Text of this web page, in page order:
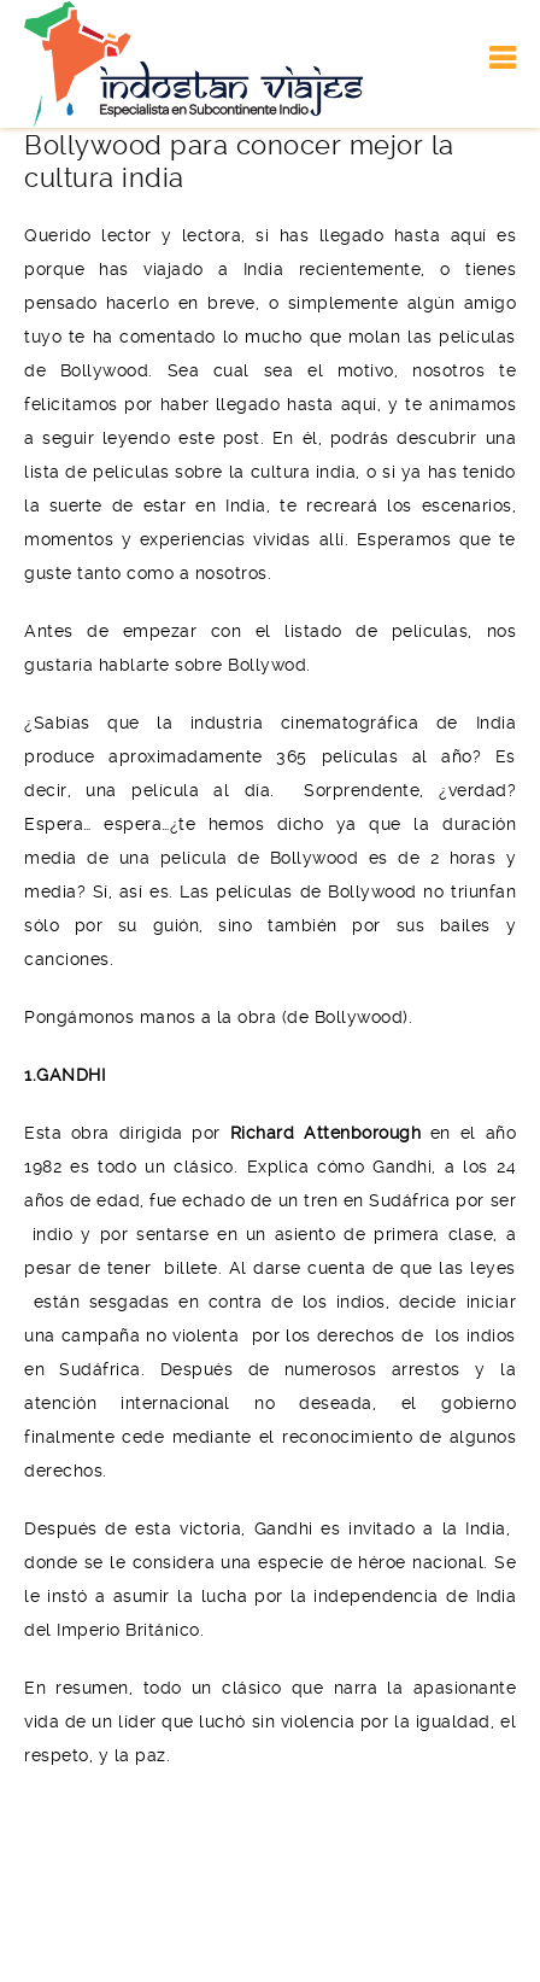
Las películas más recomendables de
Bollywood para conocer mejor la
cultura india
Querido lector y lectora, si has llegado hasta aquí es
porque has viajado a India recientemente, o tienes
pensado hacerlo en breve, o simplemente algún amigo
tuyo te ha comentado lo mucho que molan las películas
de Bollywood. Sea cual sea el motivo, nosotros te
felicitamos por haber llegado hasta aquí, y te animamos
a seguir leyendo este post. En él, podrás descubrir una
lista de películas sobre la cultura india, o si ya has tenido
la suerte de estar en India, te recreará los escenarios,
momentos y experiencias vividas allí. Esperamos que te
guste tanto como a nosotros.
Antes de empezar con el listado de películas, nos
gustaría hablarte sobre Bollywod.
¿Sabías que la industria cinematográfica de India
produce aproximadamente 365 películas al año? Es
decir, una película al día. Sorprendente, ¿verdad?
Espera… espera…¿te hemos dicho ya que la duración
media de una película de Bollywood es de 2 horas y
media? Sí, así es. Las películas de Bollywood no triunfan
sólo por su guión, sino también por sus bailes y
canciones.
Pongámonos manos a la obra (de Bollywood).
1.GANDHI
Esta obra dirigida por Richard Attenborough en el año
1982 es todo un clásico. Explica cómo Gandhi, a los 24
años de edad, fue echado de un tren en Sudáfrica por ser
indio y por sentarse en un asiento de primera clase, a
pesar de tener billete. Al darse cuenta de que las leyes
están sesgadas en contra de los indios, decide iniciar
una campaña no violenta por los derechos de los indios
en Sudáfrica. Después de numerosos arrestos y la
atención internacional no deseada, el gobierno
finalmente cede mediante el reconocimiento de algunos
derechos.
Después de esta victoria, Gandhi es invitado a la India,
donde se le considera una especie de héroe nacional. Se
le instó a asumir la lucha por la independencia de India
del Imperio Británico.
En resumen, todo un clásico que narra la apasionante
vida de un líder que luchó sin violencia por la igualdad, el
respeto, y la paz.